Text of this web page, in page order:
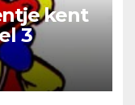
kent
3